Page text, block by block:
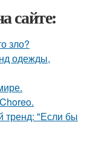
сайте:
зло?
одежды,
тренд: "Если бы